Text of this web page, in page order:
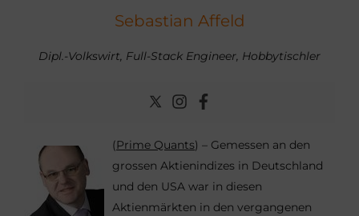
Sebastian Affeld
Dipl.-Volkswirt, Full-Stack Engineer, Hobbytischler
(Prime Quants) – Gemessen an den
grossen Aktienindizes in Deutschland
und den USA war in diesen
Aktienmärkten in den vergangenen